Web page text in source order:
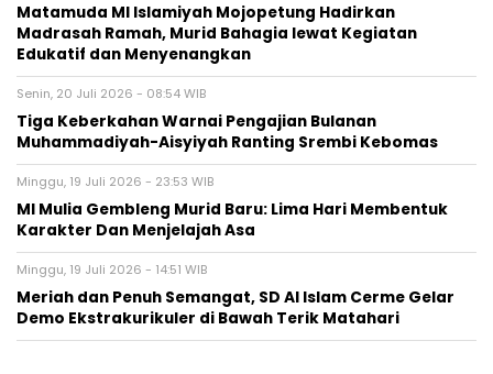
Matamuda MI Islamiyah Mojopetung Hadirkan
Madrasah Ramah, Murid Bahagia lewat Kegiatan
Edukatif dan Menyenangkan
Senin, 20 Juli 2026 - 08:54 WIB
Tiga Keberkahan Warnai Pengajian Bulanan
Muhammadiyah-Aisyiyah Ranting Srembi Kebomas
Minggu, 19 Juli 2026 - 23:53 WIB
MI Mulia Gembleng Murid Baru: Lima Hari Membentuk
Karakter Dan Menjelajah Asa
Minggu, 19 Juli 2026 - 14:51 WIB
Meriah dan Penuh Semangat, SD Al Islam Cerme Gelar
Demo Ekstrakurikuler di Bawah Terik Matahari